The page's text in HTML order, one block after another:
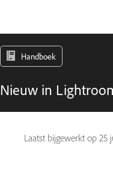
Handboek
Nieuw in
Laatst bijgewerkt op 25